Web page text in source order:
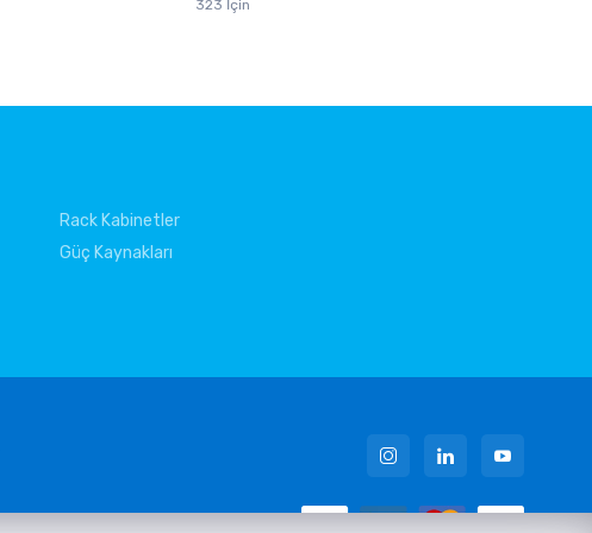
323 İçin
Rack Kabinetler
Güç Kaynakları